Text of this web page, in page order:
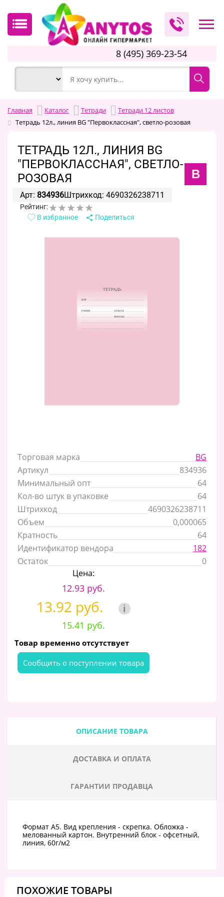
8 (495) 369-23-54
Главная Каталог Тетради
Тетради 12 листов
Тетрадь 12л., линия BG "Первоклассная", светло-розовая
ТЕТРАДЬ 12Л., ЛИНИЯ BG
"ПЕРВОКЛАССНАЯ", СВЕТЛО-
РОЗОВАЯ
B
Арт: 834936Штрихкод: 4690326238711
Рейтинг:
В избранное
Поделиться
Торговая марка
BG
Артикул
834936
Минимальный опт
64
Кол-во штук в упаковке
64
Штрихкод
4690326238711
Объем
0,000065
Кратность
64
Идентификатор вендора
182
Остаток
0
Цена:
12.93 руб.
13.92 руб. i
15.41 руб.
Товар временно отсутствует
Cообщить о поступлении товара
ОПИСАНИЕ ТОВАРА
ДОСТАВКА И ОПЛАТА
ГАРАНТИИ ПРОДАВЦА
Формат А5. Вид крепления - скрепка. Обложка -
мелованный картон. Внутренний блок - офсетный,
линия, 60г/м2
ПОХОЖИЕ ТОВАРЫ